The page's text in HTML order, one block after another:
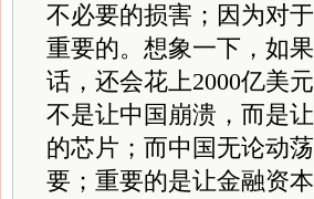
不必要的损害；因为对
重要的。想象一下，如
话，还会花上2000亿美
不是让中国崩溃，而是
的芯片；而中国无论动
要；重要的是让金融资